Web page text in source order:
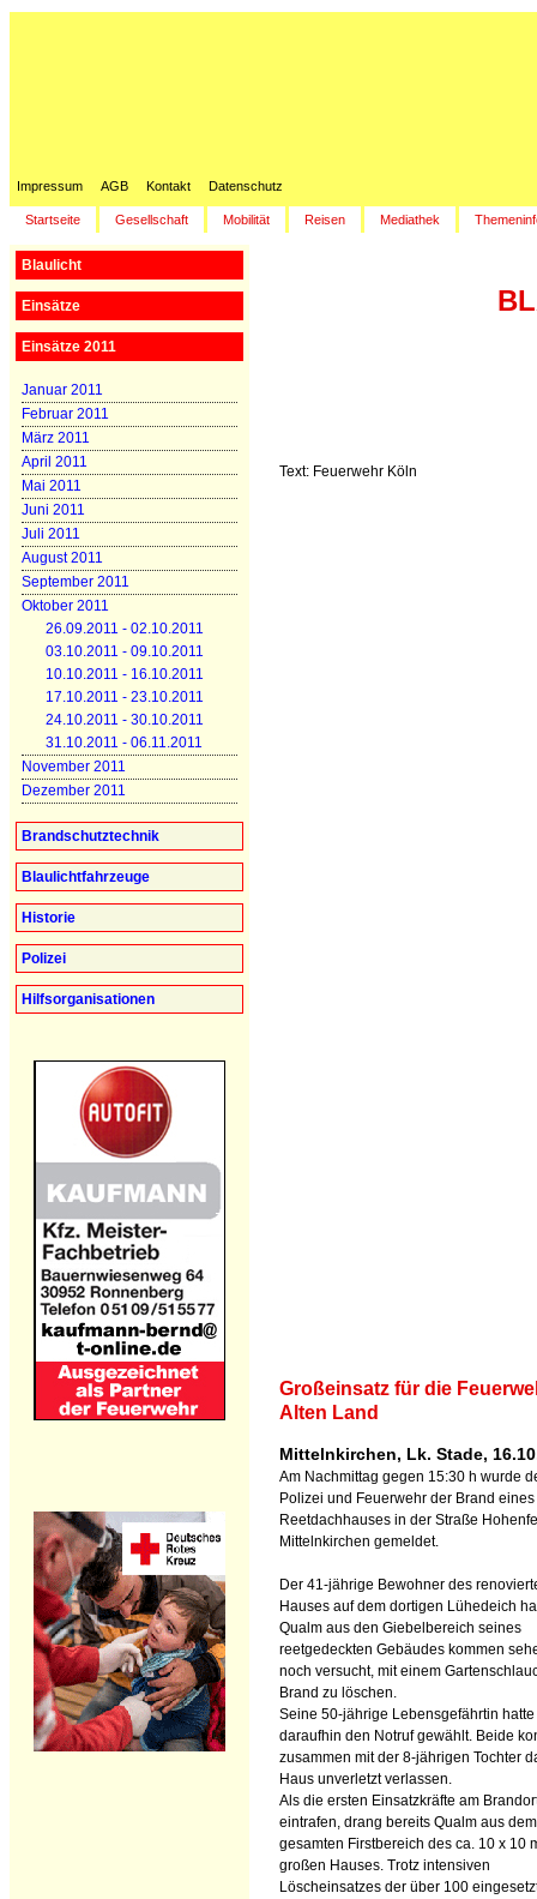
Impressum AGB Kontakt Datenschutz
Startseite Gesellschaft Mobilität Reisen Mediathek
Blaulicht
Einsätze
Einsätze 2011
Januar 2011
Februar 2011
März 2011
April 2011
Mai 2011
Juni 2011
Juli 2011
August 2011
September 2011
Oktober 2011
26.09.2011 - 02.10.2011
03.10.2011 - 09.10.2011
10.10.2011 - 16.10.2011
17.10.2011 - 23.10.2011
24.10.2011 - 30.10.2011
31.10.2011 - 06.11.2011
November 2011
Dezember 2011
Brandschutztechnik
Blaulichtfahrzeuge
Historie
Polizei
Hilfsorganisationen
Text: Feuerwehr Köln
Großeinsatz für die
Alten Land
Mittelnkirchen, Lk. Stade,
Am Nachmittag gegen 15:30 h wurde
Polizei und Feuerwehr der Brand eines
Reetdachhauses in der Straße
Mittelnkirchen gemeldet.
Der 41-jährige Bewohner des
Hauses auf dem dortigen Lühedeich
Qualm aus den Giebelbereich seines
reetgedeckten Gebäudes kommen
noch versucht, mit einem
Brand zu löschen.
Seine 50-jährige Lebensgefährtin hatte
daraufhin den Notruf gewählt. Beide
zusammen mit der 8-jährigen Tochter
Haus unverletzt verlassen.
Als die ersten Einsatzkräfte am
eintrafen, drang bereits Qualm aus dem
gesamten Firstbereich des ca. 10 x 10
großen Hauses. Trotz intensiven
Löscheinsatzes der über 100